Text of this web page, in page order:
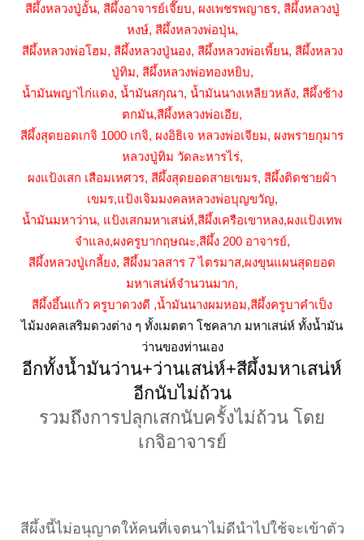
สีผึ้งหลวงปู่อั้น, สีผึ้งอาจารย์เจี๊ยบ, ผงเพชรพญาธร, สีผึ้งหลวงปู่
หงษ์, สีผึ้งหลวงพ่อปุ่น,
สีผึ้งหลวงพ่อโฮม, สีผึ้งหลวงปู่นอง, สีผึ้งหลวงพ่อเพี้ยน, สีผึ้งหลวง
ปู่ทิม, สีผึ้งหลวงพ่อทองหยิบ,
น้ำมันพญาไก่แดง, น้ำมันสกุณา, น้ำมันนางเหลียวหลัง, สีผึ้งช้าง
ตกมัน,สีผึ้งหลวงพ่อเอีย,
สีผึ้งสุดยอดเกจิ 1000 เกจิ, ผงอิธิเจ หลวงพ่อเจียม, ผงพรายกุมาร
หลวงปู่ทิม วัดละหารไร่,
ผงแป้งเสก เสือมเหศวร, สีผึ้งสุดยอดสายเขมร, สีผึ้งติดชายผ้า
เขมร,แป้งเจิมมงคลหลวงพ่อบุญขวัญ,
น้ำมันมหาว่าน, แป้งเสกมหาเสน่ห์,สีผึ้งเครือเขาหลง,ผงแป้งเทพ
จำแลง,ผงครูบากฤษณะ,สีผึ้ง 200 อาจารย์,
สีผึ้งหลวงปู่เกลี้ยง, สีผึ้งมวลสาร 7 ไตรมาส,ผงขุนแผนสุดยอด
มหาเสน่ห์จำนวนมาก,
สีผึ้งอึ้นแก้ว ครูบาดวงดี ,น้ำมันนางผมหอม,สีผึ้งครูบาคำเป็ง
ไม้มงคลเสริมดวงต่าง ๆ ทั้งเมตตา โชคลาภ มหาเสน่ห์ ทั้งน้ำมัน
ว่านของท่านเอง
อีกทั้งน้ำมันว่าน+ว่านเสน่ห์+สีผึ้งมหาเสน่ห์
อีกนับไม่ถ้วน
รวมถึงการปลุกเสกนับครั้งไม่ถ้วน โดย
เกจิอาจารย์
สีผึ้งนี้ไม่อนุญาตให้คนที่เจตนาไม่ดีนำไปใช้จะเข้าตัว